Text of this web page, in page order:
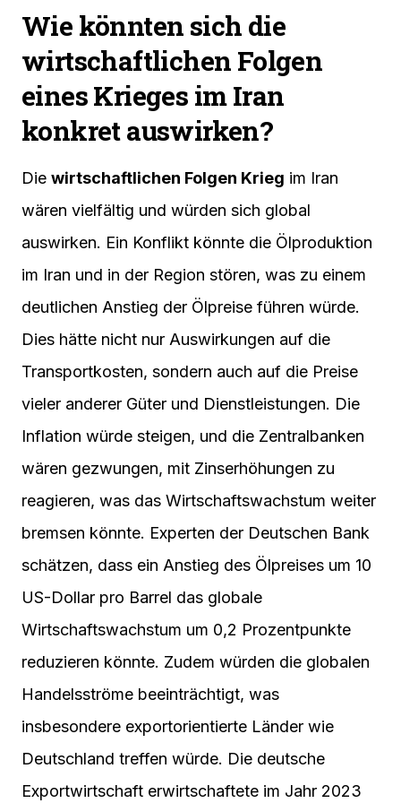
Wie könnten sich die
wirtschaftlichen Folgen
eines Krieges im Iran
konkret auswirken?
Die wirtschaftlichen Folgen Krieg im Iran
wären vielfältig und würden sich global
auswirken. Ein Konflikt könnte die Ölproduktion
im Iran und in der Region stören, was zu einem
deutlichen Anstieg der Ölpreise führen würde.
Dies hätte nicht nur Auswirkungen auf die
Transportkosten, sondern auch auf die Preise
vieler anderer Güter und Dienstleistungen. Die
Inflation würde steigen, und die Zentralbanken
wären gezwungen, mit Zinserhöhungen zu
reagieren, was das Wirtschaftswachstum weiter
bremsen könnte. Experten der Deutschen Bank
schätzen, dass ein Anstieg des Ölpreises um 10
US-Dollar pro Barrel das globale
Wirtschaftswachstum um 0,2 Prozentpunkte
reduzieren könnte. Zudem würden die globalen
Handelsströme beeinträchtigt, was
insbesondere exportorientierte Länder wie
Deutschland treffen würde. Die deutsche
Exportwirtschaft erwirtschaftete im Jahr 2023